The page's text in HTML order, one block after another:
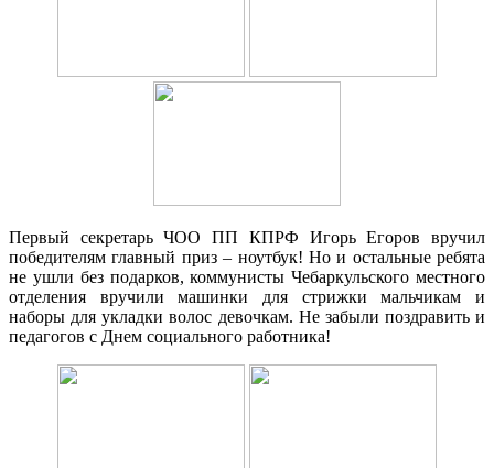
Первый секретарь ЧОО ПП КПРФ Игорь Егоров вручил
победителям главный приз – ноутбук! Но и остальные ребята
не ушли без подарков, коммунисты Чебаркульского местного
отделения вручили машинки для стрижки мальчикам и
наборы для укладки волос девочкам. Не забыли поздравить и
педагогов с Днем социального работника!